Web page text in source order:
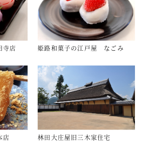
寺店 姫路和菓子の江戸屋 なごみ
店 林田大庄屋旧三木家住宅